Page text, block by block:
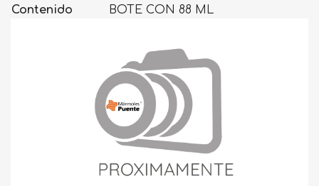
Contenido
BOTE CON 88 ML